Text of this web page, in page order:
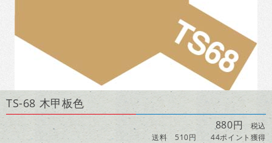
TS-68 木甲板色
880円 税込
送料 510円
44ポイント獲得